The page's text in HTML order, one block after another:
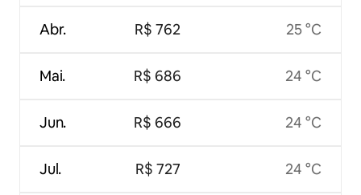
Abr.
Mai.
Jun.
Jul.
R$ 762
R$ 686
R$ 666
R$ 727
25 °C
24 °C
24 °C
24 °C